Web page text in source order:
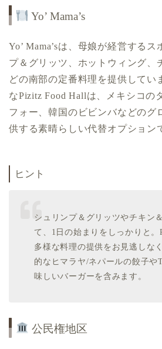
Yo’ Mama’s
Yo’ Mama’sは、母娘が経営する
プ＆グリッツ、ホットウィング、
どの南部の定番料理を提供してい
なPizitz Food Hallは、メキシコの
フォー、韓国のビビンバなどのグ
供する素晴らしい代替オプション
ヒント
シュリンプ＆グリッツやチキン
て、1日の始まりをしっかりと
多様な料理の提供をお見逃しな
的なヒマラヤ/ネパールの餃子や
味しいバーガーを含みます。
公民権地区